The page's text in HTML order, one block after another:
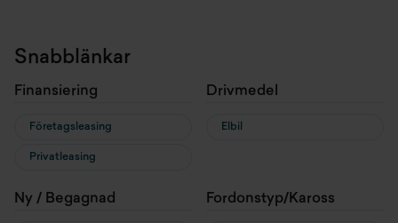
Snabblänkar
Finansiering
Företagsleasing
Privatleasing
Drivmedel
Elbil
Ny / Begagnad Fordonstyp/Kaross